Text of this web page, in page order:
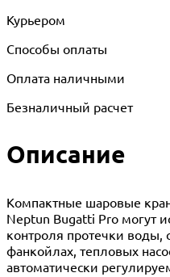
Курьером
Способы оплаты
Оплата наличными
Безналичный расчет
Описание
Компактные шаровые
Neptun Bugatti Pro могут
контроля протечки воды,
фанкойлах, тепловых
автоматически